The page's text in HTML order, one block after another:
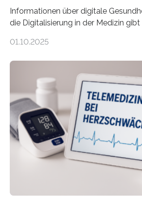
Informationen über digitale
die Digitalisierung in der Medizin gibt
seriösen und wissenschaftlich
Forscherinnen der Technischen
(TUD) richtet sich das Portal sowohl
und Patienten, aber ebenso an
Fachpersonal. Für all diese
speziell zugeschnittene
digitale Gesundheitskompetenz zu
01.10.2025